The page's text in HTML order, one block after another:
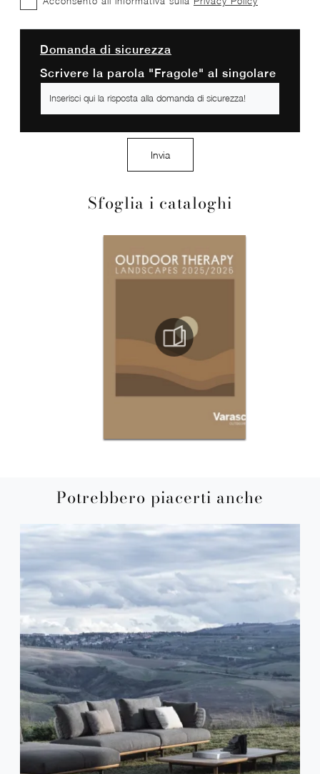
Sfoglia i cataloghi
Domanda di sicurezza
Scrivere la parola "Fragole" al singolare
Invia
Potrebbero piacerti anche